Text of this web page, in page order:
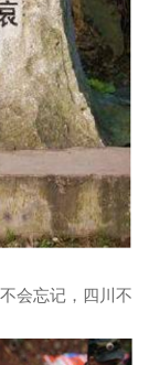
会忘记，四川不